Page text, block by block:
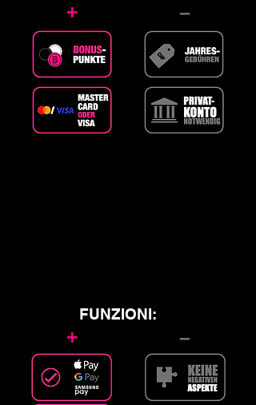
+ –
FUNZIONI:
+ –